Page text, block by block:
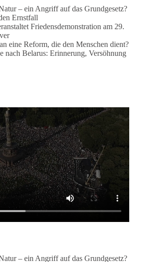
Moderatorin)
der Partei dieBasis, u.v.m.
#hannover
Auf Facebook ansehen
Auf Facebook ansehen
Rolle soll Deutschland in Sachen
– ein Angriff auf das Grundgesetz?
Ernstfall
Friedensdemonstration am 29.
eine Reform, die den Menschen dient?
nach Belarus: Erinnerung, Versöhnung
– ein Angriff auf das Grundgesetz?